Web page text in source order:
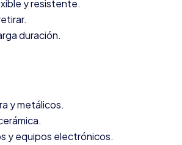
y resistente.
duración.
y metálicos.
y equipos electrónicos.